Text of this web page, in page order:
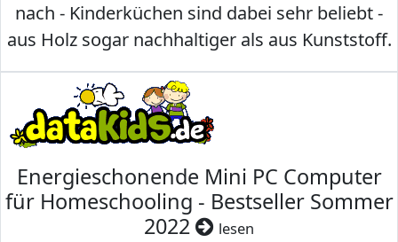
nach - Kinderküchen sind dabei sehr beliebt -
aus Holz sogar nachhaltiger als aus Kunststoff.
Energieschonende Mini PC Computer
für Homeschooling - Bestseller Sommer
2022
lesen